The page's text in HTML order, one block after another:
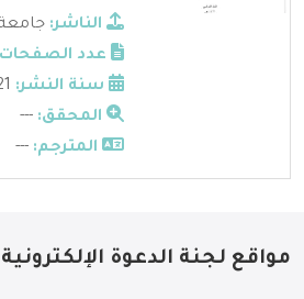
الناشر:
عدد
سنة النشر:
المحقق: ---
المترجم: ---
مواقع لجنة الدعوة الإلكترونية